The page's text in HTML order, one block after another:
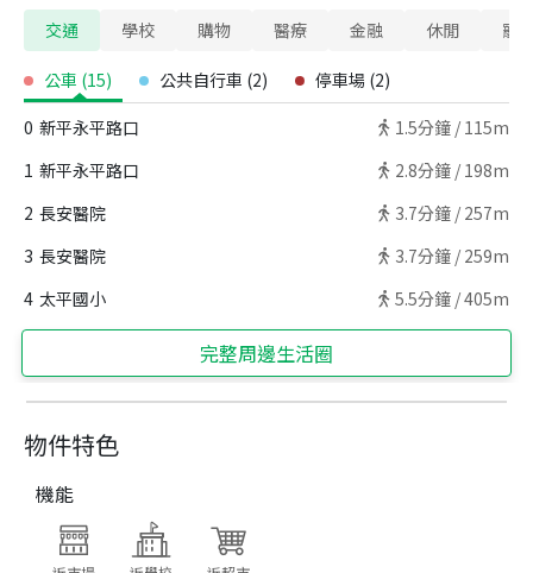
物件特色
機能
交通 學校 購物 醫療 金融 休閒 寵
公車 (15) 公共自行車 (2) 停車場 (2)
0 新平永平路口 1.5分鐘 / 115m
1 新平永平路口 2.8分鐘 / 198m
2 長安醫院 3.7分鐘 / 257m
3 長安醫院 3.7分鐘 / 259m
4 太平國小 5.5分鐘 /405m
完整周邊生活圈